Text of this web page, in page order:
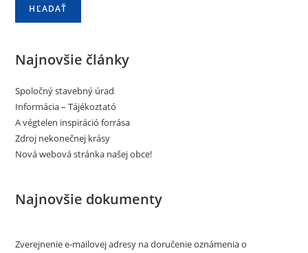
HĽADAŤ
Najnovšie články
Spoločný stavebný úrad
Informácia – Tájékoztató
A végtelen inspiráció forrása
Zdroj nekonečnej krásy
Nová webová stránka našej obce!
Najnovšie dokumenty
Zverejnenie e-mailovej adresy na doručenie oznámenia o